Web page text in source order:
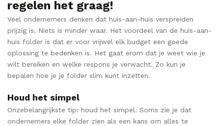
regelen het graag!
Veel ondernemers denken dat huis-aan-huis verspreiden
prijzig is. Niets is minder waar. Het voordeel van de huis-aan-
huis folder is dat er voor vrijwel elk budget een goede
oplossing te bedenken is. Het gaat erom dat je weet wie je
wilt bereiken en welke respons je verwacht. Zo kun je
bepalen hoe je je folder slim kunt inzetten.
Houd het simpel
Onzebelangrijkste tip: houd het simpel. Soms zie je dat
ondernemers elke folder zien als een kans om alles te